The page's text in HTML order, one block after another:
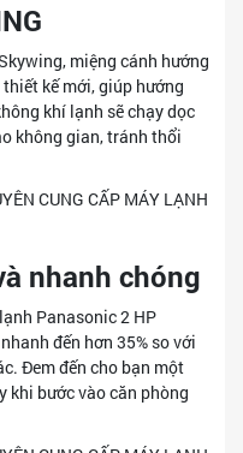
miệng cánh hướng
kế mới, giúp hướng
khí lạnh sẽ chạy dọc
không gian, tránh thổi
nhanh chóng
Panasonic 2 HP
đến hơn 35% so với
Đem đến cho bạn một
khi bước vào căn phòng